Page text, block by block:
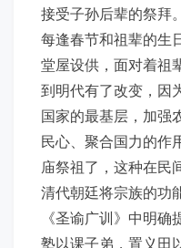
接受子孙后辈的祭拜。
每逢春节和祖辈的生
堂屋设供，面对着祖
到明代有了改变，因
国家的最基层，加强
民心、聚合国力的作
庙祭祖了，这种在民
清代朝廷将宗族的功
《圣谕广训》中明
塾以课子弟，置义田